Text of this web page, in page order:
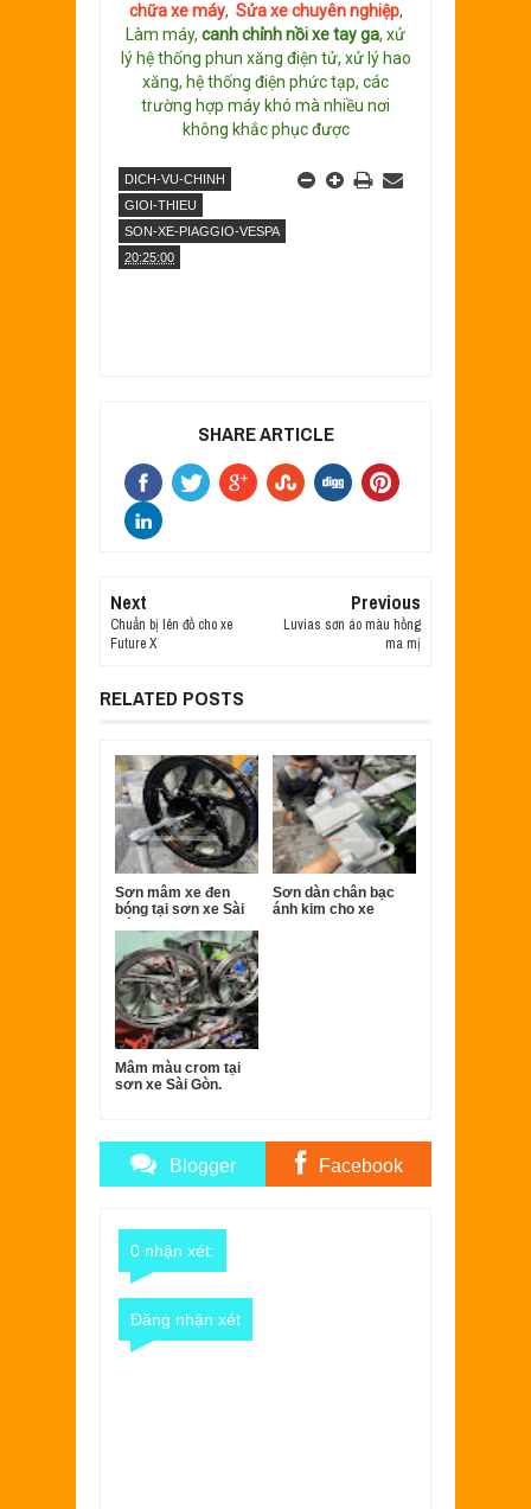
chữa xe máy, Sửa xe chuyên nghiệp,
Làm máy, canh chỉnh nồi xe tay ga, xử
lý hệ thống phun xăng điện tử, xử lý hao
xăng, hệ thống điện phức tạp, các
trường hợp máy khó mà nhiều nơi
không khắc phục được
DICH-VU-CHINH
GIOI-THIEU
SON-XE-PIAGGIO-VESPA
20:25:00
SHARE ARTICLE
Next
Chuẩn bị lên đồ cho xe
Future X
Previous
Luvias sơn áo màu hồng
ma mị
RELATED POSTS
Sơn mâm xe đen
bóng tại sơn xe Sài
Sơn dàn chân bạc
ánh kim cho xe
Mâm màu crom tại
sơn xe Sài Gòn.
Blogger Facebook
0 nhận xét:
Đăng nhận xét